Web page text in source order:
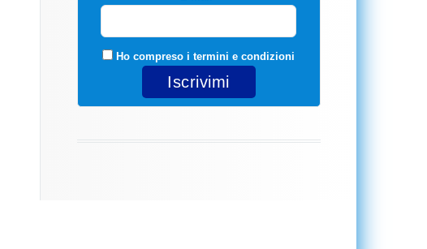
Ho compreso i termini e condizioni